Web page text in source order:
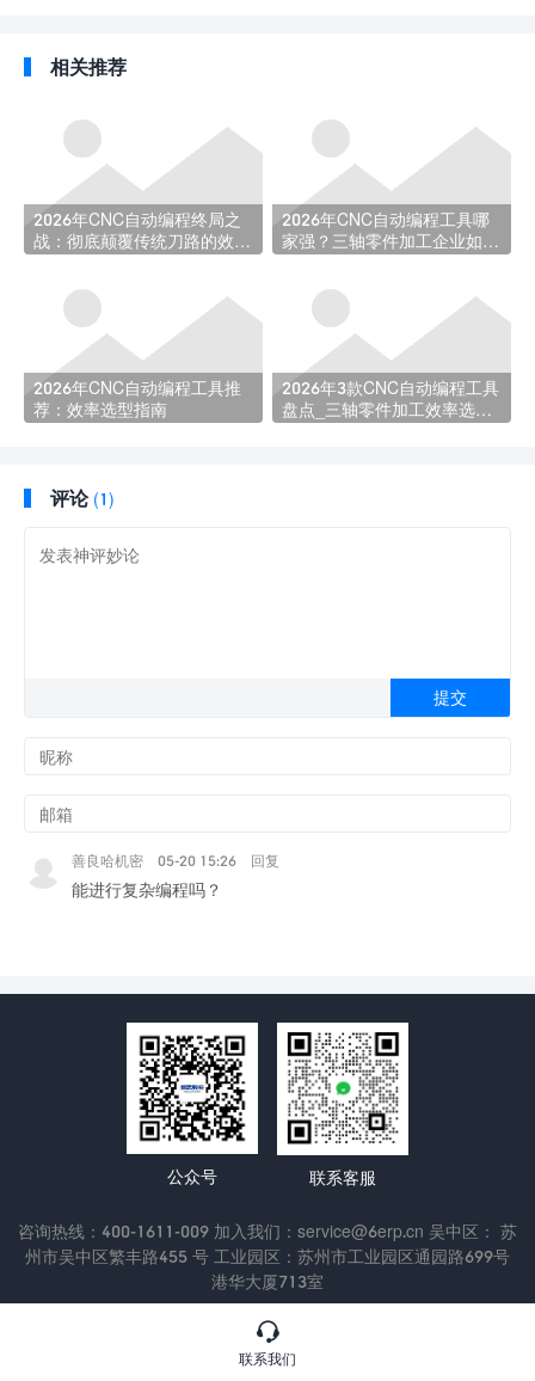
相关推荐
2026年CNC自动编程终局之
战：彻底颠覆传统刀路的效率
2026年CNC自动编程工具哪
家强？三轴零件加工企业如何
2026年CNC自动编程工具推
荐：效率选型指南
2026年3款CNC自动编程工具
盘点_三轴零件加工效率选型
评论 (1)
善良哈机密 05-20 15:26 回复
能进行复杂编程吗？

联系我们
公众号 联系客服
咨询热线：400-1611-009 加入我们：service@6erp.cn 吴中区： 苏
州市吴中区繁丰路455 号 工业园区：苏州市工业园区通园路699号
港华大厦713室
Copyright © 2022 苏州通商软件科技有限公司
号-3